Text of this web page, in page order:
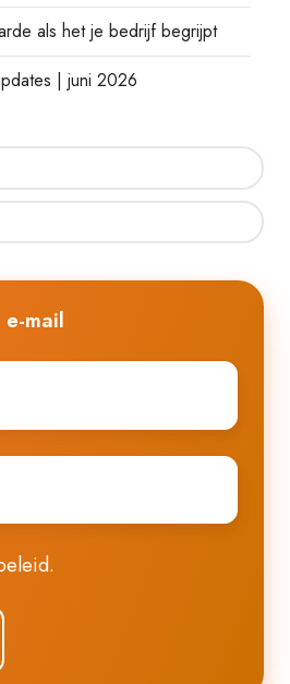
als het je bedrijf begrijpt
| juni 2026
mail
.